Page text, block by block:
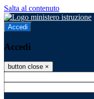
Salta al contenuto
Accedi
Accedi
button close ×